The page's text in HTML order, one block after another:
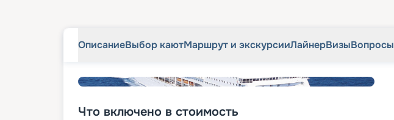
ОписаниеВыбор каютМаршрут и экскурсииЛайнерВизы
Что включено в стоимость